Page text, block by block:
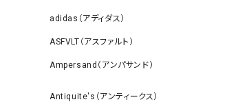
adidas（アディダス）
ASFVLT（アスファルト）
Ampersand（アンパサンド）
Antiquite's（アンティークス）